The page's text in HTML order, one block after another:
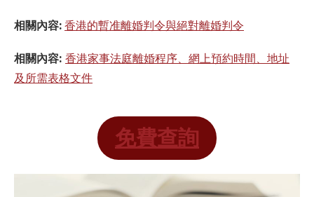
相關內容: 香港的暫准離婚判令與絕對離婚判令
相關內容: 香港家事法庭離婚程序、網上預約時間、地址
及所需表格文件
免費查詢